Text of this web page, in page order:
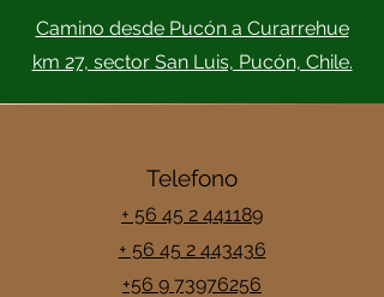
Camino desde Pucón a Curarrehue
km 27, sector San Luis, Pucón, Chile.
Telefono
+ 56 45 2 441189
+ 56 45 2 443436
+56 9 73976256